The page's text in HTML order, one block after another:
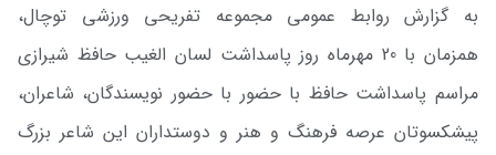
به گزارش روابط عمومی مجموعه تفریحی ورزشی توچال،
همزمان با 20 مهرماه روز پاسداشت لسان الغیب حافظ شیرازی
مراسم پاسداشت حافظ با حضور با حضور نویسندگان، شاعران،
پیشکسوتان عرصه فرهنگ و هنر و دوستداران این شاعر بزرگ